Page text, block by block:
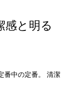
感と明る
番中の定番。 清潔